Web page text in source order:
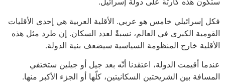
فكل إسرائيلي خامس هو عربي. الأقلية العربية هي إحدى الأقليات
القومية الكبرى في العالم، نسبةً لعدد السكان. إن طرد مثل هذه
الأقلية خارج المنظومة السياسية سيضعف بنية الدولة.
عندما أقيمت الدولة، اعتقدنا أنّه بعد جيل أو جيلين ستختفي
المسافة بين الشريحتين السكانيتين، كلّها أو الجزء الأكبر منها.